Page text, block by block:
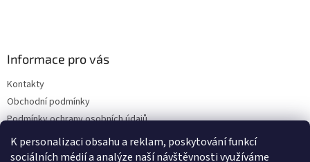
K personalizaci obsahu a reklam, poskytování funkcí
sociálních médií a analýze naší návštěvnosti využíváme
Informace pro vás
Kontakty
Obchodní podmínky
Podmínky ochrany osobních údajů
Dodací a platební podmínky